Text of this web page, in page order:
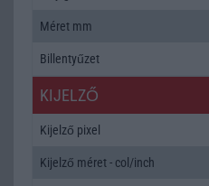
Méret mm
Billentyűzet
KIJELZŐ
Kijelző pixel
Kijelző méret - col/inch